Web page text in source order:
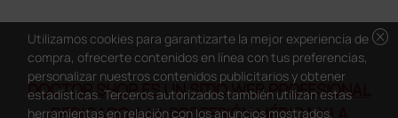
DOCTOR SHOP ES UN SITIO WEB PROFESIONAL
DEDICADO A LA PROFESIÓN MÉDICA Y LA
cancel
Utilizamos cookies para garantizarte la mejor experiencia de
compra, ofrecerte contenidos en línea con tus preferencias,
personalizar nuestros contenidos publicitarios y obtener
estadísticas. Terceros autorizados también utilizan estas
herramientas en relación con los anuncios mostrados.